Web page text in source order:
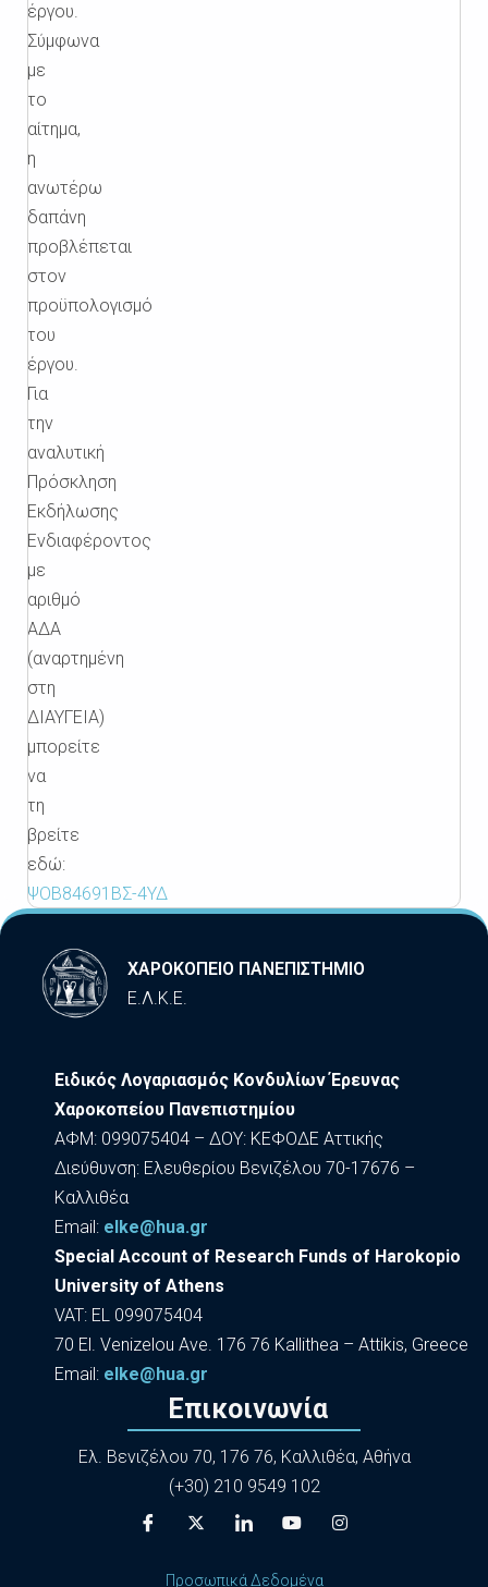
έργου.
Σύμφωνα
με
το
αίτημα,
η
ανωτέρω
δαπάνη
προβλέπεται
στον
προϋπολογισμό
του
έργου.
Για
την
αναλυτική
Πρόσκληση
Εκδήλωσης
Ενδιαφέροντος
με
αριθμό
ΑΔΑ
(αναρτημένη
στη
ΔΙΑΥΓΕΙΑ)
μπορείτε
να
τη
βρείτε
εδώ:
ΨΟΒ84691ΒΣ-4ΥΔ
ΧΑΡΟΚΟΠΕΙΟ ΠΑΝΕΠΙΣΤΗΜΙΟ
Ε.Λ.Κ.Ε.
Ειδικός Λογαριασμός Κονδυλίων Έρευνας
Χαροκοπείου Πανεπιστημίου
ΑΦΜ: 099075404 – ΔΟΥ: ΚΕΦΟΔΕ Αττικής
Διεύθυνση: Ελευθερίου Βενιζέλου 70-17676 –
Καλλιθέα
Εmail: elke@hua.gr
Special Account of Research Funds of Harokopio
University of Athens
VAT: EL 099075404
70 El. Venizelou Ave. 176 76 Kallithea – Attikis, Greece
Εmail: elke@hua.gr
Επικοινωνία
Ελ. Βενιζέλου 70, 176 76, Καλλιθέα, Αθήνα
(+30) 210 9549 102
Προσωπικά Δεδομένα